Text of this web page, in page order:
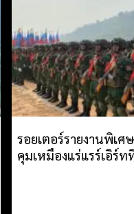
รอยเตอร์รายงานพิเ
คุมเหมืองแร่แรร์เอิร์